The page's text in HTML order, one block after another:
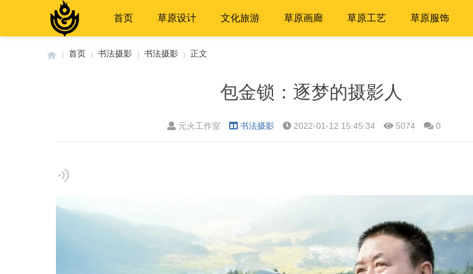
首页 草原设计 文化旅游 草原画廊 草原工艺 草原服饰
首页 书法摄影 书法摄影 正文
包金锁：逐梦的摄影人
元火工作室 书法摄影 2022-01-12 15:45:34 5074 0